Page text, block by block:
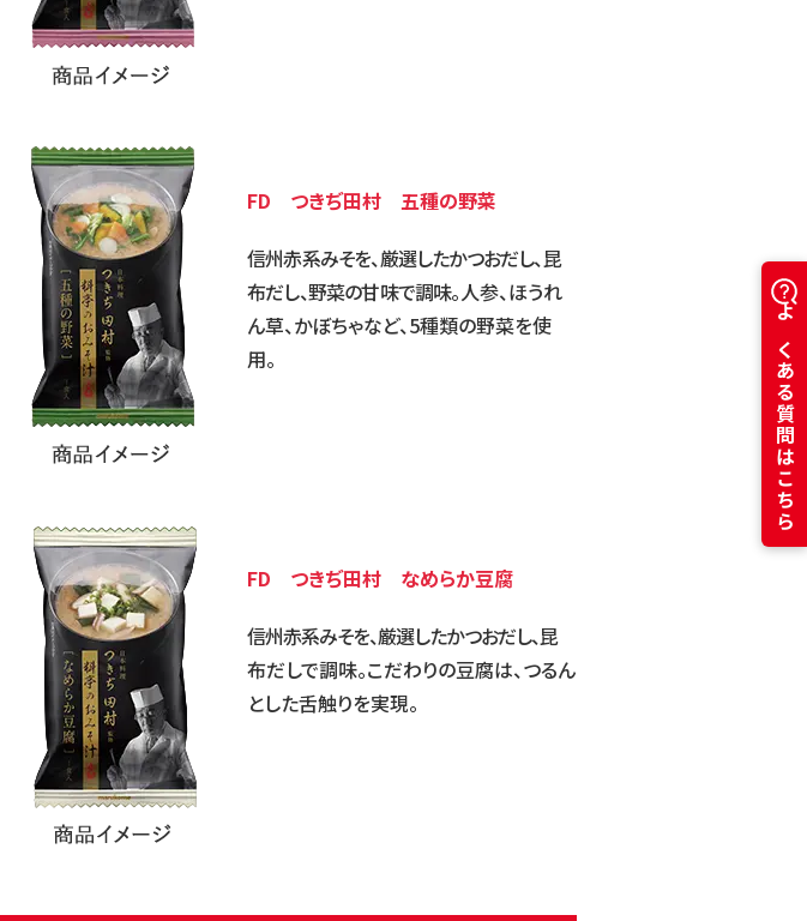
FD つきぢ田村 五種の野菜
信州赤系みそを、厳選したかつおだし、昆
布だし、野菜の甘味で調味。人参、ほうれ
ん草、かぼちゃなど、5種類の野菜を使
用。
FD つきぢ田村 なめらか豆腐
信州赤系みそを、厳選したかつおだし、昆
布だしで調味。こだわりの豆腐は、つるん
とした舌触りを実現。
よくある質問はこちら